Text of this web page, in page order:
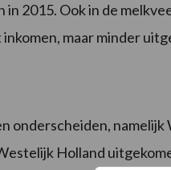
2015. Ook in de
maar minder
onderscheiden, namelijk
Holland